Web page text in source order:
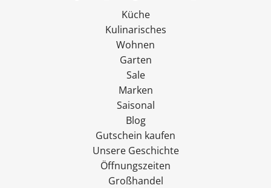
Küche
Kulinarisches
Wohnen
Garten
Sale
Marken
Saisonal
Blog
Gutschein kaufen
Unsere Geschichte
Öffnungszeiten
Großhandel